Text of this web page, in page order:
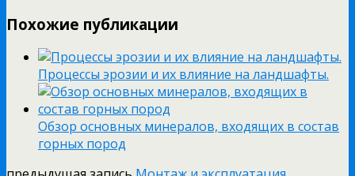
Похожие публикации
Процессы эрозии и их влияние на ландшафты.
Обзор основных минералов, входящих в состав
горных пород